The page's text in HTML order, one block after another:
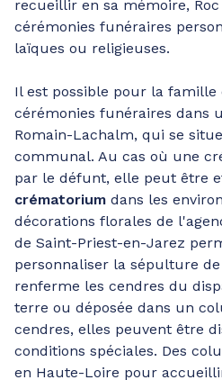
recueillir en sa mémoire,
cérémonies funéraires
laïques ou religieuses.
Il est possible pour la famille
cérémonies funéraires dans
Romain-Lachalm, qui se
communal. Au cas où une
par le défunt, elle peut être
crématorium dans les
décorations florales de
de Saint-Priest-en-Jarez
personnaliser la sépulture
renferme les cendres du
terre ou déposée dans un
cendres, elles peuvent être
conditions spéciales. Des
en Haute-Loire pour